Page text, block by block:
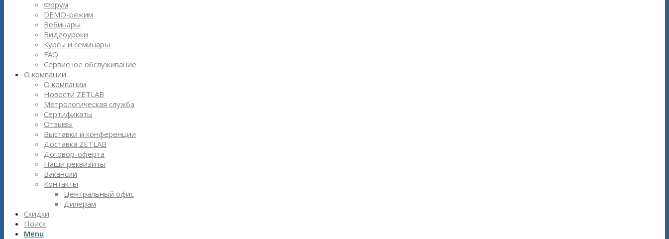
Форум
DEMO-режим
Вебинары
Видеоуроки
Курсы и семинары
FAQ
Сервисное обслуживание
О компании
О компании
Новости ZETLAB
Метрологическая служба
Сертификаты
Отзывы
Выставки и конференции
Доставка ZETLAB
Договор-оферта
Наши реквизиты
Вакансии
Контакты
Центральный офис
Дилерам
Скидки
Поиск
Menu